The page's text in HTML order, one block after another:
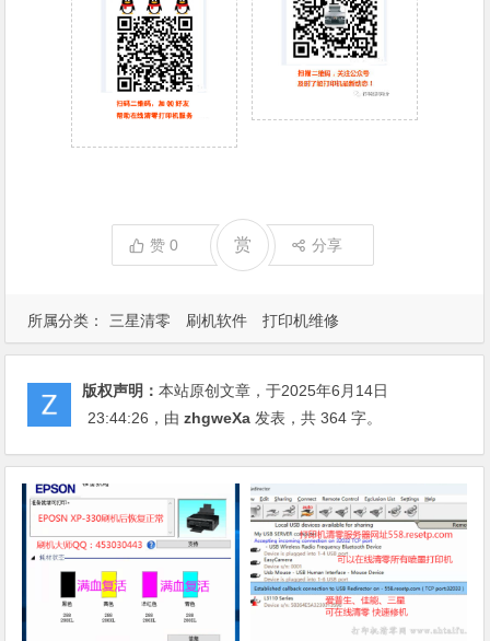
所属分类： 三星清零 刷机软件 打印机维修
赞0 赏 分享
版权声明：本站原创文章，于2025年6月14日
23:44:26 ，由zhgweXa 发表，共 364 字。